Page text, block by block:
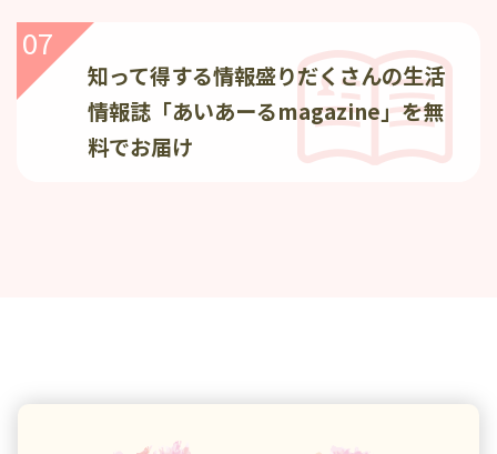
07
知って得する情報盛りだくさんの生活
情報誌 「あいあーるmagazine」を無
料でお届け